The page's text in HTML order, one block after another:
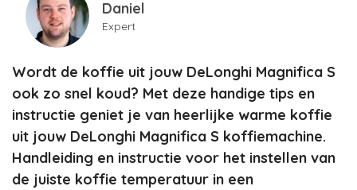
Daniel
Expert
Wordt de koffie uit jouw DeLonghi Magnifica S
ook zo snel koud? Met deze handige tips en
instructie geniet je van heerlijke warme koffie
uit jouw DeLonghi Magnifica S koffiemachine.
Handleiding en instructie voor het instellen van
de juiste koffie temperatuur in een